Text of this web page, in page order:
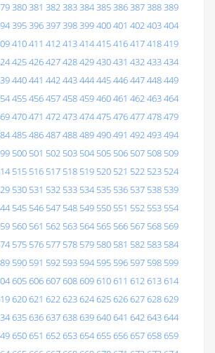
380381 382383384385386387388389
395396397398399400401 402403404
410411 412413414415416417418419
425426427428429430431 432433434
440441 442443444445446447448449
455456457458459460461 462463464
470471 472473474475476477478479
485486487488489490491 492493494
500 501 502 503 504 505 506 507 508 509
515 516 517 518 519 520 521 522 523 524
530 531 532 533 534 535 536 537 538 539
545 546 547 548 549 550 551 552 553 554
560 561 562 563 564 565 566 567 568 569
575 576 577 578 579 580 581 582 583 584
590 591 592 593 594 595 596 597 598 599
605606607608609610611 612613614
620621 622623624625626627628629
635636637638639640641 642643644
650651 652653654655656657658659